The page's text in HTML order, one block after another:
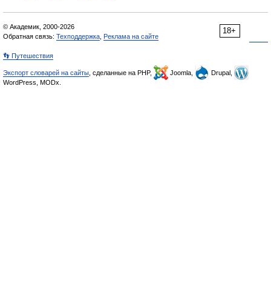
18+
© Академик, 2000-2026
Обратная связь: Техподдержка Реклама на сайте
👣 Путешествия
Экспорт словарей на сайты , сделанные на PHP, Joomla,
Drupal,
WordPress, MODx.